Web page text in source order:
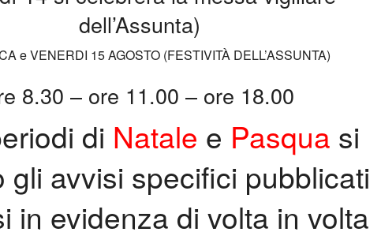
dell’Assunta)
e VENERDI 15 AGOSTO (FESTIVITÀ DELL’ASSUNTA)
8.30 – ore 11.00 – ore 18.00
di Natale e Pasqua si
gli avvisi specifici pubblicati
in evidenza di volta in volta